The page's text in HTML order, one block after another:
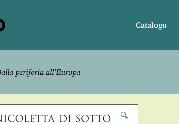
Catalogo
periferia all’Europa
🔍